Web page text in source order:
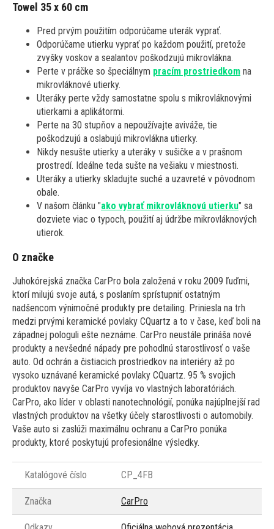
Towel 35 x 60 cm
Pred prvým použitím odporúčame uterák vyprať.
Odporúčame utierku vyprať po každom použití, pretože
zvyšky voskov a sealantov poškodzujú mikrovlákna.
Perte v práčke so špeciálnym pracím prostriedkom na
mikrovláknové utierky.
Uteráky perte vždy samostatne spolu s mikrovláknovými
utierkami a aplikátormi.
Perte na 30 stupňov a nepoužívajte aviváže, tie
poškodzujú a oslabujú mikrovlákna utierky.
Nikdy nesušte utierky a uteráky v sušičke a v prašnom
prostredí. Ideálne teda sušte na vešiaku v miestnosti.
Uteráky a utierky skladujte suché a uzavreté v pôvodnom
obale.
V našom článku "ako vybrať mikrovláknovú utierku" sa
dozviete viac o typoch, použití aj údržbe mikrovláknových
utierok.
O značke
Juhokórejská značka CarPro bola založená v roku 2009 ľuďmi,
ktorí milujú svoje autá, s poslaním sprístupniť ostatným
nadšencom výnimočné produkty pre detailing. Priniesla na trh
medzi prvými keramické povlaky CQuartz a to v čase, keď boli na
západnej pologuli ešte neznáme. CarPro neustále prináša nové
produkty a nevšedné nápady pre pohodlnú starostlivosť o vaše
auto. Od ochrán a čistiacich prostriedkov na interiéry až po
vysoko uznávané keramické povlaky CQuartz. 95 % svojich
produktov navyše CarPro vyvíja vo vlastných laboratóriách.
CarPro, ako líder v oblasti nanotechnológií, ponúka najúplnejší rad
vlastných produktov na všetky účely starostlivosti o automobily.
Vaše auto si zaslúži maximálnu ochranu a CarPro ponúka
produkty, ktoré poskytujú profesionálne výsledky.
Katalógové číslo CP_4FB
Značka CarPro